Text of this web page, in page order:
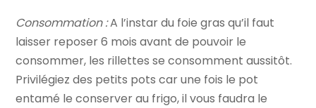
Consommation :A l’instar du foie gras qu’il faut
laisser reposer 6 mois avant de pouvoir le
consommer, les rillettes se consomment aussitôt.
Privilégiez des petits pots car une fois le pot
entamé le conserver au frigo, il vous faudra le